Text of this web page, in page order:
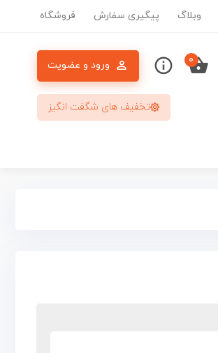
وبلاگ پیگیری سفارش فروشگاه
ورود و عضویت ۰
تخفیف های شگفت انگیز